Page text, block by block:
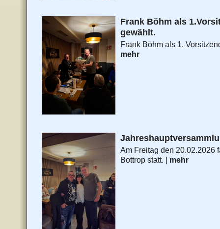
Frank Böhm als
gewählt.
Frank Böhm als 1.
mehr
Am Freitag den 20.02.2026
Bottrop statt. | mehr